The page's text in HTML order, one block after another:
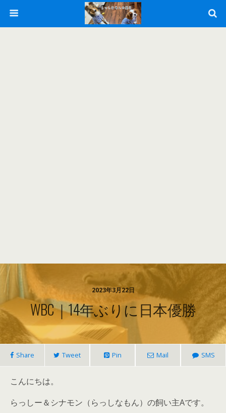
2023年3月22日
WBC｜14年ぶりに日本優勝
Share Tweet Pin Mail SMS
こんにちは。
らっしー＆シナモン（らっしなもん）の飼い主Aです。